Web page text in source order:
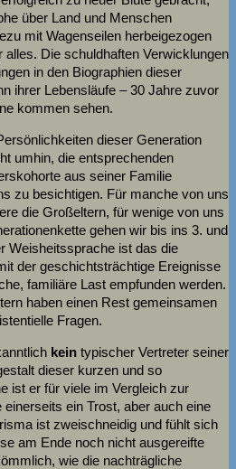
über Land und Menschen
mit Wagenseilen herbeigezogen
alles. Die schuldhaften Verwicklungen
in den Biographien dieser
ihrer Lebensläufe – 30 Jahre zuvor
kommen sehen.
dieser Generation
umhin, die entsprechenden
aus seiner Familie
zu besichtigen. Für manche von uns
die Großeltern, für wenige von uns
gehen wir bis ins 3. und
Weisheitssprache ist das die
der geschichtsträchtige Ereignisse
familiäre Last empfunden werden.
haben einen Rest gemeinsamen
Fragen.
kein typischer Vertreter seiner
dieser kurzen und so
ist er für viele im Vergleich zur
ein Trost, aber auch eine
ist zweischneidig und fühlt sich
am Ende noch nicht ausgereifte
wie die nachträgliche